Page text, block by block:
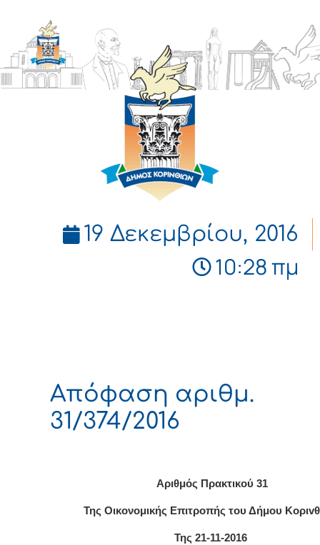
ΔΗΜΟΣ
ΚΟΡΙΝΘΙΩΝ
19 Δεκεμβρίου, 2016
10:28 πμ
Απόφαση αριθμ.
31/374/2016
Αριθμός Πρακτικού 31
Της Οικονομικής Επιτρoπής τoυ Δήμoυ
Της 21-11-2016